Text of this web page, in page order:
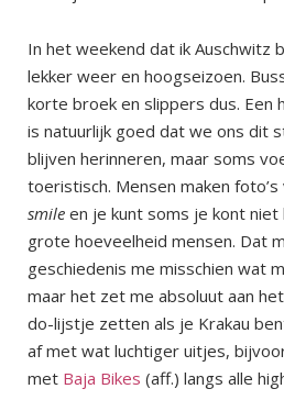
In het weekend dat ik Auschwitz
lekker weer en hoogseizoen.
korte broek en slippers dus. Een
is natuurlijk goed dat we ons dit
blijven herinneren, maar soms
toeristisch. Mensen maken
smile en je kunt soms je kont
grote hoeveelheid mensen. Dat
geschiedenis me misschien wat
maar het zet me absoluut aan
do-lijstje zetten als je Krakau
af met wat luchtiger uitjes,
met Baja Bikes (aff.) langs alle